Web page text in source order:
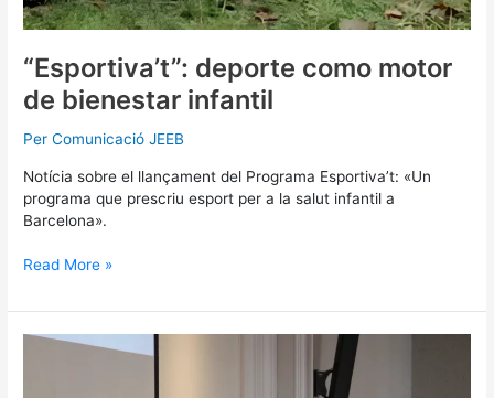
“Esportiva’t”: deporte como motor
de bienestar infantil
Per Comunicació JEEB
Notícia sobre el llançament del Programa Esportiva’t: «Un
programa que prescriu esport per a la salut infantil a
Barcelona».
Read More »